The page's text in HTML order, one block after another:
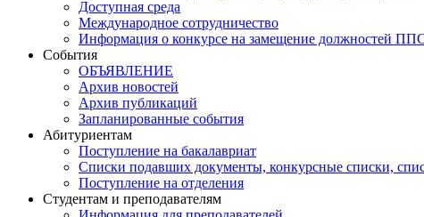
Доступная среда
Международное сотрудничество
Информация о конкурсе на замещение должностей
События
ОБЪЯВЛЕНИЕ
Архив новостей
Архив публикаций
Запланированные события
Абитуриентам
Поступление на бакалавриат
Списки подавших документы, конкурсные списки,
Поступление на отделения
Студентам и преподавателям